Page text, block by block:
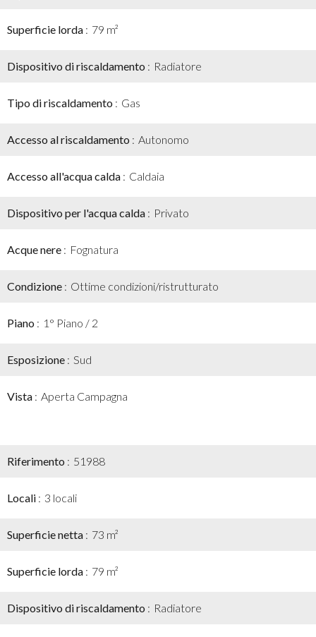
Superficie lorda 79 m²
Dispositivo di riscaldamento Radiatore
Tipo di riscaldamento Gas
Accesso al riscaldamento Autonomo
Accesso all'acqua calda Caldaia
Dispositivo per l'acqua calda Privato
Acque nere Fognatura
Condizione Ottime condizioni/ristrutturato
Piano 1° Piano / 2
Esposizione Sud
Vista Aperta Campagna
Riferimento 51988
Locali 3 locali
Superficie netta 73 m²
Superficie lorda 79 m²
Dispositivo di riscaldamento Radiatore